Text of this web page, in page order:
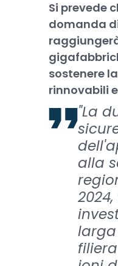
Si prevede
domanda
sostenere
rinnovabili
"La
alla